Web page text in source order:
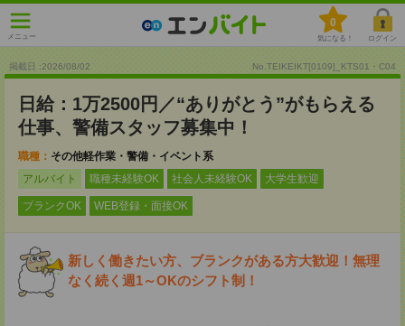
メニュー
0
気になる！ ログイン
掲載日 :2026/08/02 No.TEIKEIKT[0109]_KTS01・C04
日給：1万2500円／“ありがとう”がもらえる
仕事、警備スタッフ募集中！
職種： その他軽作業・警備・イベント系
アルバイト
職種未経験OK 社会人未経験OK 大学生歓迎
ブランクOK WEB登録・面接OK
新しく働きたい方、ブランクがある方大歓迎！無理
なく続く週1～OKのシフト制！